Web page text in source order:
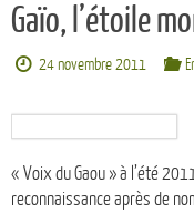
Gaïo, l’étoile
24 novembre 2011
« Voix du Gaou » à l’été
reconnaissance après de